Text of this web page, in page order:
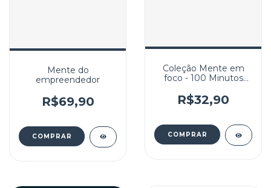
Mente do
empreendedor
R$69,90
Coleção Mente em
foco - 100 Minutos
Psicologia
R$32,90